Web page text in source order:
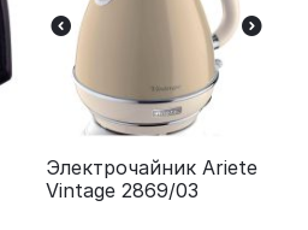
Электрочайник Ariete
Vintage 2869/03